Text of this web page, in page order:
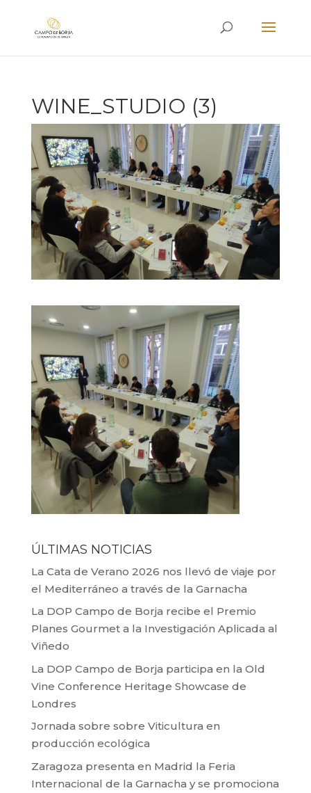
WINE_STUDIO (3)
ÚLTIMAS NOTICIAS
La Cata de Verano 2026 nos llevó de viaje por
el Mediterráneo a través de la Garnacha
La DOP Campo de Borja recibe el Premio
Planes Gourmet a la Investigación Aplicada al
Viñedo
La DOP Campo de Borja participa en la Old
Vine Conference Heritage Showcase de
Londres
Jornada sobre sobre Viticultura en
producción ecológica
Zaragoza presenta en Madrid la Feria
Internacional de la Garnacha y se promociona